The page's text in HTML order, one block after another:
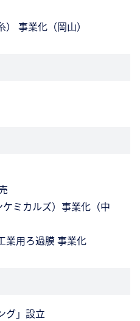
事業化（岡山）
ミカルズ）事業化（中
業用ろ過膜 事業化
グ」設立